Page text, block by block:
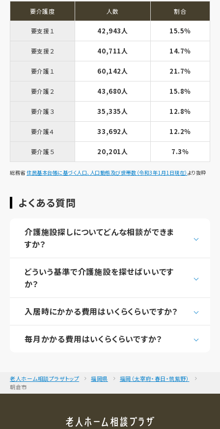
要介護度 人数 割合
要支援１ 42,943人 15.5％
要支援２ 40,711人 14.7％
要介護１ 60,142人 21.7％
要介護２ 43,680人 15.8％
要介護３ 35,335人 12.8％
要介護４ 33,692人 12.2％
要介護５ 20,201人 7.3％
総務省住民基本台帳に基づく人口、人口動態及び世帯数（令和3年1月1日現在） より抜粋
よくある質問
介護施設探しについてどんな相談ができま
すか？
どういう基準で介護施設を探せばいいです
か？
入居時にかかる費用はいくらくらいですか？
毎月かかる費用はいくらくらいですか？
老人ホーム相談プラザトップ 福岡県
福岡（太宰府・春日・筑紫野）
朝倉市